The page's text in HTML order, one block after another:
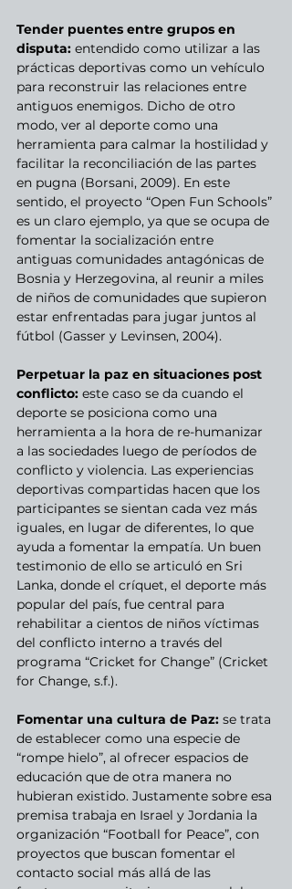
Tender puentes entre grupos en
disputa: entendido como utilizar a las
prácticas deportivas como un vehículo
para reconstruir las relaciones entre
antiguos enemigos. Dicho de otro
modo, ver al deporte como una
herramienta para calmar la hostilidad y
facilitar la reconciliación de las partes
en pugna (Borsani, 2009). En este
sentido, el proyecto “Open Fun Schools”
es un claro ejemplo, ya que se ocupa de
fomentar la socialización entre
antiguas comunidades antagónicas de
Bosnia y Herzegovina, al reunir a miles
de niños de comunidades que supieron
estar enfrentadas para jugar juntos al
fútbol (Gasser y Levinsen, 2004).
Perpetuar la paz en situaciones post
conflicto: este caso se da cuando el
deporte se posiciona como una
herramienta a la hora de re-humanizar
a las sociedades luego de períodos de
conflicto y violencia. Las experiencias
deportivas compartidas hacen que los
participantes se sientan cada vez más
iguales, en lugar de diferentes, lo que
ayuda a fomentar la empatía. Un buen
testimonio de ello se articuló en Sri
Lanka, donde el críquet, el deporte más
popular del país, fue central para
rehabilitar a cientos de niños víctimas
del conflicto interno a través del
programa “Cricket for Change” (Cricket
for Change, s.f.).
Fomentar una cultura de Paz: se trata
de establecer como una especie de
“rompe hielo”, al ofrecer espacios de
educación que de otra manera no
hubieran existido. Justamente sobre esa
premisa trabaja en Israel y Jordania la
organización “Football for Peace”, con
proyectos que buscan fomentar el
contacto social más allá de las